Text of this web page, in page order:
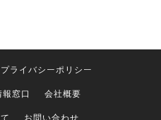
プライバシーポリシー
窓口
会社概要
お問い合わせ